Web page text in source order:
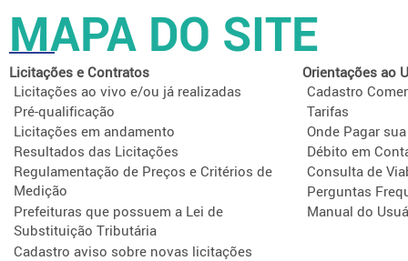
MAPA DO SITE
Licitações e Contratos
Licitações ao vivo e/ou já realizadas
Pré-qualificação
Licitações em andamento
Resultados das Licitações
Regulamentação de Preços e Critérios de
Medição
Prefeituras que possuem a Lei de
Substituição Tributária
Cadastro aviso sobre novas licitações
Orientações ao
Cadastro
Tarifas
Onde Pagar
Débito em
Consulta de
Perguntas
Manual do